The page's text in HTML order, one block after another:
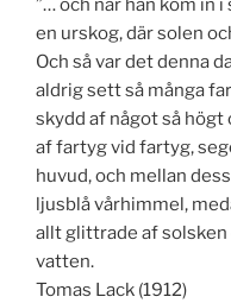
”… och när han kom in
en urskog, där solen
Och så var det denna
aldrig sett så många
skydd af något så högt
af fartyg vid fartyg,
huvud, och mellan
ljusblå vårhimmel,
allt glittrade af
vatten.
Tomas Lack (1912)